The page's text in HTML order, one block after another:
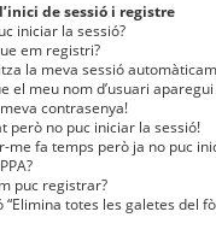
de sessió i registre
iniciar la sessió?
em registri?
la meva sessió
el meu nom d’usuari
contrasenya!
però no puc iniciar la sessió!
me fa temps però ja no puc
puc registrar?
“Elimina totes les galetes del